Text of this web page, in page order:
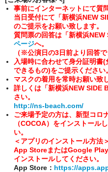
事前にインターネットにて質
当日受付にて「新横浜NEW
のご提示をお願い致します。
質問票の回答は「新横浜NEW
ページへ。
（※公演日の3日前より回答で
入場時に合わせて身分証明書
できるもの)をご提示ください。
マスクの着用を常時お願い致
詳しくは「新横浜NEW SIDE
さい。
http://ns-beach.com/
ご来場予定の方は、新型コロ
（COCOA）をインストール
い。
＜アプリのインストール方法＞
App StoreまたはGoogle
インストールしてください。
App Store： https://